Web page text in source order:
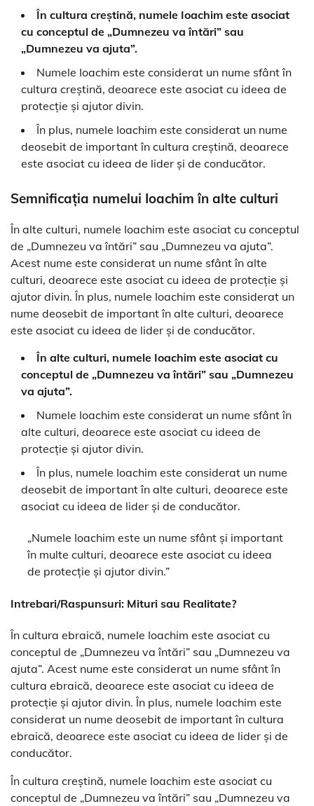
În cultura creștină, numele Ioachim este asociat
cu conceptul de „Dumnezeu va întări” sau
„Dumnezeu va ajuta”.
Numele Ioachim este considerat un nume sfânt în
cultura creștină, deoarece este asociat cu ideea de
protecție și ajutor divin.
În plus, numele Ioachim este considerat un nume
deosebit de important în cultura creștină, deoarece
este asociat cu ideea de lider și de conducător.
Semnificația numelui Ioachim în alte culturi
În alte culturi, numele Ioachim este asociat cu conceptul
de „Dumnezeu va întări” sau „Dumnezeu va ajuta”.
Acest nume este considerat un nume sfânt în alte
culturi, deoarece este asociat cu ideea de protecție și
ajutor divin. În plus, numele Ioachim este considerat un
nume deosebit de important în alte culturi, deoarece
este asociat cu ideea de lider și de conducător.
În alte culturi, numele Ioachim este asociat cu
conceptul de „Dumnezeu va întări” sau „Dumnezeu
va ajuta”.
Numele Ioachim este considerat un nume sfânt în
alte culturi, deoarece este asociat cu ideea de
protecție și ajutor divin.
În plus, numele Ioachim este considerat un nume
deosebit de important în alte culturi, deoarece este
asociat cu ideea de lider și de conducător.
„Numele Ioachim este un nume sfânt și important
în multe culturi, deoarece este asociat cu ideea
de protecție și ajutor divin.”
Intrebari/Raspunsuri: Mituri sau Realitate?
În cultura ebraică, numele Ioachim este asociat cu
conceptul de „Dumnezeu va întări” sau „Dumnezeu va
ajuta”. Acest nume este considerat un nume sfânt în
cultura ebraică, deoarece este asociat cu ideea de
protecție și ajutor divin. În plus, numele Ioachim este
considerat un nume deosebit de important în cultura
ebraică, deoarece este asociat cu ideea de lider și de
conducător.
În cultura creștină, numele Ioachim este asociat cu
conceptul de „Dumnezeu va întări” sau „Dumnezeu va